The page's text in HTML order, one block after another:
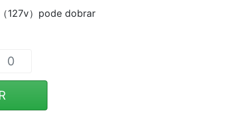
127v）pode dobrar